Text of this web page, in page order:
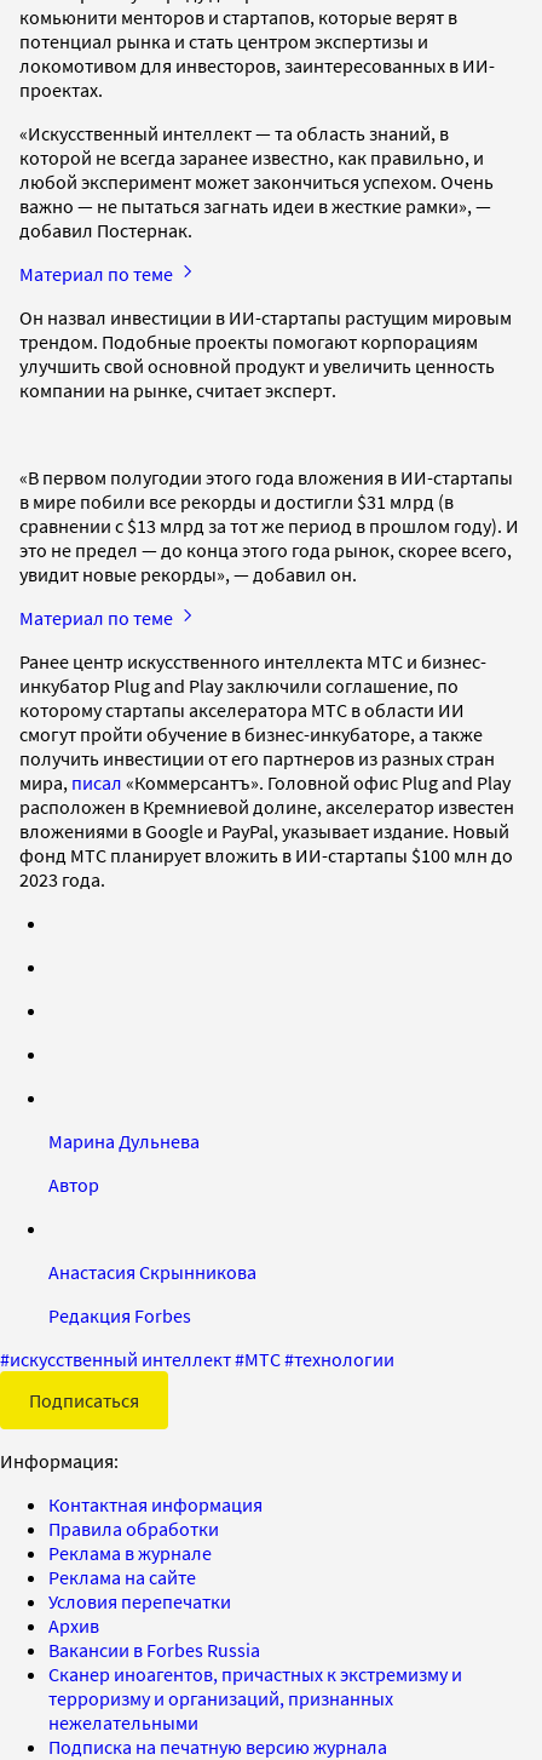
комьюнити менторов и стартапов, которые верят в
потенциал рынка и стать центром экспертизы и
локомотивом для инвесторов, заинтересованных в ИИ-
проектах.
«Искусственный интеллект — та область знаний, в
которой не всегда заранее известно, как правильно, и
любой эксперимент может закончиться успехом. Очень
важно — не пытаться загнать идеи в жесткие рамки», —
добавил Постернак.
Материал по теме
Он назвал инвестиции в ИИ-стартапы растущим мировым
трендом. Подобные проекты помогают корпорациям
улучшить свой основной продукт и увеличить ценность
компании на рынке, считает эксперт.
«В первом полугодии этого года вложения в ИИ-стартапы
в мире побили все рекорды и достигли $31 млрд (в
сравнении с $13 млрд за тот же период в прошлом году). И
это не предел — до конца этого года рынок, скорее всего,
увидит новые рекорды», — добавил он.
Материал по теме
Ранее центр искусственного интеллекта МТС и бизнес-
инкубатор Plug and Play заключили соглашение, по
которому стартапы акселератора МТС в области ИИ
смогут пройти обучение в бизнес-инкубаторе, а также
получить инвестиции от его партнеров из разных стран
мира, писал «Коммерсантъ». Головной офис Plug and Play
расположен в Кремниевой долине, акселератор известен
вложениями в Google и PayPal, указывает издание. Новый
фонд МТС планирует вложить в ИИ-стартапы $100 млн до
2023 года.
Марина Дульнева
Автор
Анастасия Скрынникова
Редакция Forbes
#искусственный интеллект#МТС#технологии
Подписаться
Информация:
Контактная информация
Правила обработки
Реклама в журнале
Реклама на сайте
Условия перепечатки
Архив
Вакансии в Forbes Russia
Сканер иноагентов, причастных к экстремизму и
терроризму и организаций, признанных
нежелательными
Подписка на печатную версию журнала